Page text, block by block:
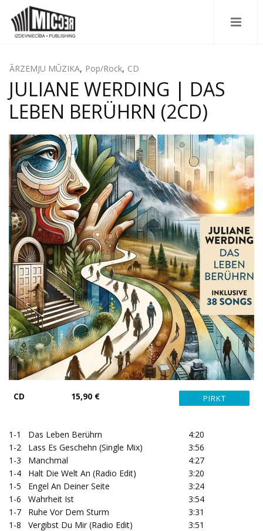
ĀRZEMJU MŪZIKA, Pop/Rock, CD
JULIANE WERDING | DAS
LEBEN BERÜHRN (2CD)
CD 15,90 €
1-1 Das Leben Berührn
4:20
1-2
Lass Es Geschehn (Single Mix)
3:56
1-3
Manchmal
4:27
1-4
Halt Die Welt An (Radio Edit)
3:20
1-5
Engel An Deiner Seite
3:24
1-6
Wahrheit Ist
3:54
1-7
Ruhe Vor Dem Sturm
3:31
1-8
Vergibst Du Mir (Radio Edit)
3:51